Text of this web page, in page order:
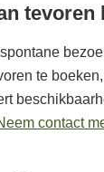
tevoren
te
contact